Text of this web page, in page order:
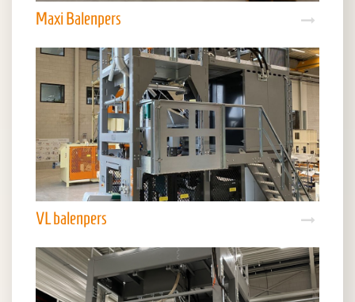
Maxi Balenpers
VL balenpers